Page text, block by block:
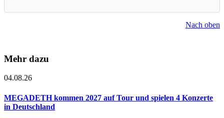
Nach oben
Mehr dazu
04.08.26
MEGADETH kommen 2027 auf Tour und spielen 4 Konzerte
in Deutschland